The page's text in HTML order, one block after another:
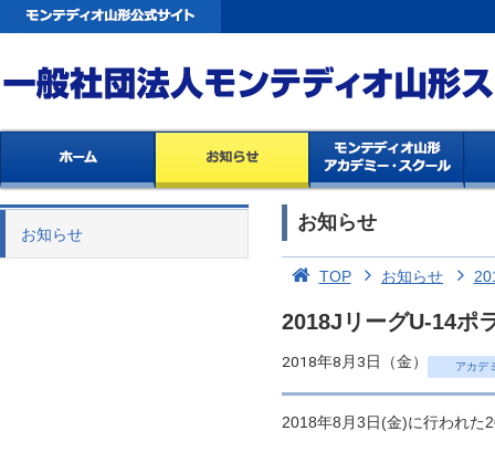
お知らせ
お知らせ
TOP お知らせ
2018JリーグU-14
2018年8月3日（金） アカデ
2018年8月3日(金)に行われた